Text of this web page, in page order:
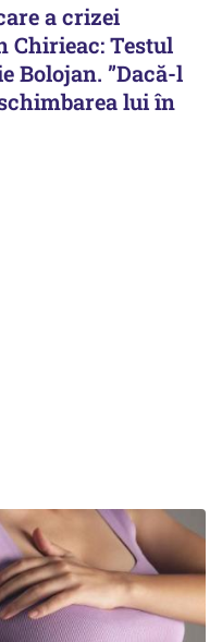
a crizei
Chirieac: Testul
Bolojan. ”Dacă-l
lui în